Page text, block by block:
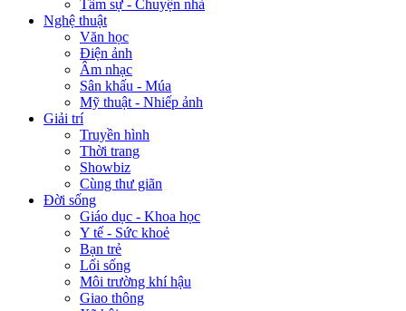
Tâm sự - Chuyện nhà
Nghệ thuật
Văn học
Điện ảnh
Âm nhạc
Sân khấu - Múa
Mỹ thuật - Nhiếp ảnh
Giải trí
Truyền hình
Thời trang
Showbiz
Cùng thư giãn
Đời sống
Giáo dục - Khoa học
Y tế - Sức khoẻ
Bạn trẻ
Lối sống
Môi trường khí hậu
Giao thông